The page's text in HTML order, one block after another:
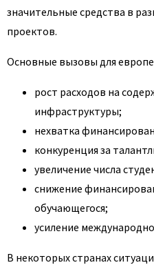
значительные средства в
проектов.
Основные вызовы для
рост расходов на
инфраструктуры;
нехватка
конкуренция за
увеличение числа
снижение
обучающегося;
усиление
В некоторых странах